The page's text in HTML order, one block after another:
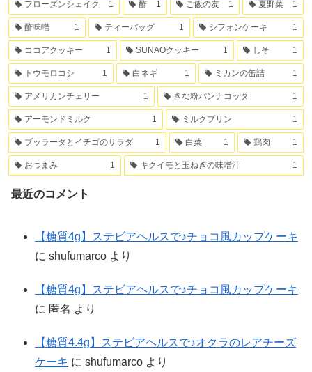
フローズンシェイク 1 酢 1 ご飯の友 1 夏野菜 1
酢味噌 1 ティーバッグ 1 シフォンケーキ 1
ココアクッキー 1 SUNAOクッキー 1 しそ 1
トウモロコシ 1 白ネギ 1 ミカンの缶詰 1
アメリカンチェリー 1 きな粉パンナコッタ 1
アーモンドミルク 1 ミルクプリン 1
ブッラータとイチゴのサラダ 1 白菜 1 鶏肉 1
おつまみ 1 キクイモと玉ねぎの味噌汁 1
最近のコメント
【糖質4g】ステビアヘルスで♪チョコ風カップケーキ
に shufumarco より
【糖質4g】ステビアヘルスで♪チョコ風カップケーキ
に 匿名 より
【糖質4.4g】ステビアヘルスで♪オクラのレアチーズ
ケーキ に shufumarco より